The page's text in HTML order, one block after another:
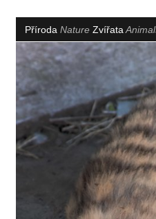
Příroda Nature Zvířata